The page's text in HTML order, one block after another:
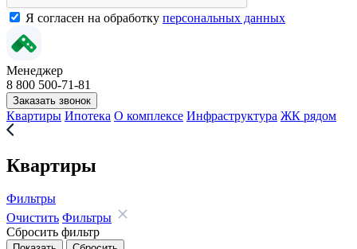
Я согласен на обработку персональных данных
Менеджер
8 800 500-71-81
Заказать звонок
Квартиры Ипотека О комплексе Инфраструктура ЖК рядом
Квартиры
Фильтры
Очистить Фильтры
Сбросить фильтр